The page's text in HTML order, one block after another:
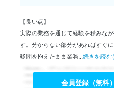
【良い点】
実際の業務を通じて経験を積みな
す。分からない部分があればすぐ
疑問を抱えたまま業務...続きを読む
会員登録（無料